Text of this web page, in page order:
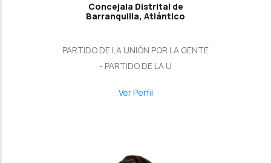
Concejala Distrital de
Barranquilla, Atlántico
PARTIDO DE LA UNIÓN POR LA GENTE
- PARTIDO DE LA U
Ver Perfil